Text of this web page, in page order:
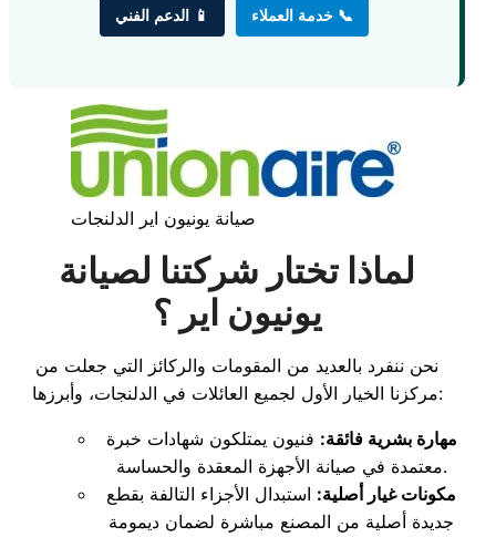
📞 خدمة العملاء 📱 الدعم الفني
صيانة يونيون اير الدلنجات
لماذا تختار شركتنا لصيانة
يونيون اير ؟
نحن ننفرد بالعديد من المقومات والركائز التي جعلت من
مركزنا الخيار الأول لجميع العائلات في الدلنجات، وأبرزها:
مهارة بشرية فائقة: فنيون يمتلكون شهادات خبرة
معتمدة في صيانة الأجهزة المعقدة والحساسة.
مكونات غيار أصلية: استبدال الأجزاء التالفة بقطع
جديدة أصلية من المصنع مباشرة لضمان ديمومة